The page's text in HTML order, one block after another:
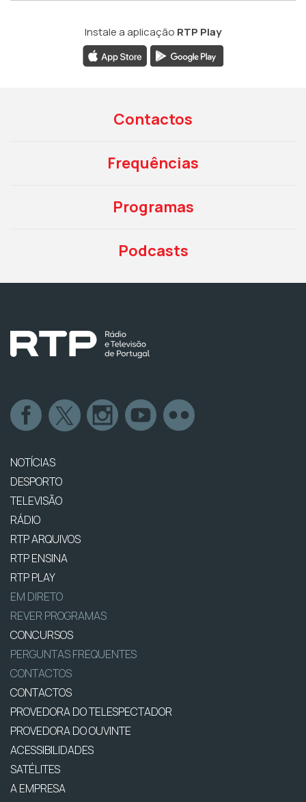
Instale a aplicação RTP Play
Contactos
Frequências
Programas
Podcasts
NOTÍCIAS
DESPORTO
TELEVISÃO
RÁDIO
RTP ARQUIVOS
RTP ENSINA
RTP PLAY
EM DIRETO
REVER PROGRAMAS
CONCURSOS
PERGUNTAS FREQUENTES
CONTACTOS
CONTACTOS
PROVEDORA DO TELESPECTADOR
PROVEDORA DO OUVINTE
ACESSIBILIDADES
SATÉLITES
A EMPRESA